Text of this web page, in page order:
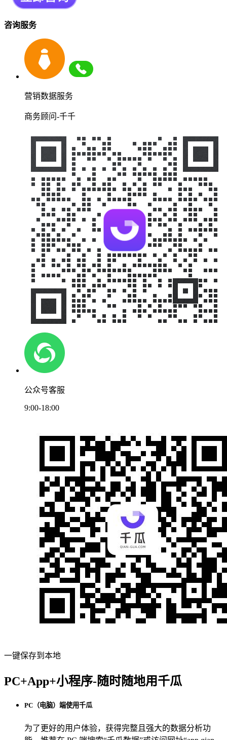
咨询服务
营销数据服务
商务顾问-千千
公众号客服
9:00-18:00
一键保存到本地
PC+App+小程序-随时随地用千瓜
PC（电脑）端使用千瓜
为了更好的用户体验，获得完整且强大的数据分析功